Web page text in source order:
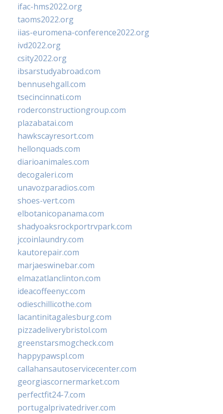
ifac-hms2022.org
taoms2022.org
iias-euromena-conference2022.org
ivd2022.org
csity2022.org
ibsarstudyabroad.com
bennusehgall.com
tsecincinnati.com
roderconstructiongroup.com
plazabatai.com
hawkscayresort.com
hellonquads.com
diarioanimales.com
decogaleri.com
unavozparadios.com
shoes-vert.com
elbotanicopanama.com
shadyoaksrockportrvpark.com
jccoinlaundry.com
kautorepair.com
marjaeswinebar.com
elmazatlanclinton.com
ideacoffeenyc.com
odieschillicothe.com
lacantinitagalesburg.com
pizzadeliverybristol.com
greenstarsmogcheck.com
happypawspl.com
callahansautoservicecenter.com
georgiascornermarket.com
perfectfit24-7.com
portugalprivatedriver.com